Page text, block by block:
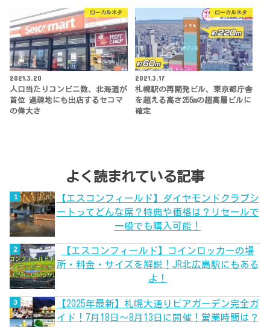
ローカルネタ
2021.3.20
人口当たりコンビニ数、北海道が
首位 過疎地にも出店するセコマ
の偉大さ
ローカルネタ
2021.3.17
札幌駅の再開発ビル、東京都庁舎
を超える高さ255mの超高層ビルに
確定
よく読まれている記事
【エスコンフィールド】ダイヤモンドクラブシ
ートってどんな席？特典や価格は？リセールで
一般でも購入可能！
【エスコンフィールド】コインロッカーの場
所・料金・サイズを解説！JR北広島駅にもある
よ！
【2025年最新】札幌大通りビアガーデン完全ガ
イド！7月18日～8月13日に開催！営業時間は？